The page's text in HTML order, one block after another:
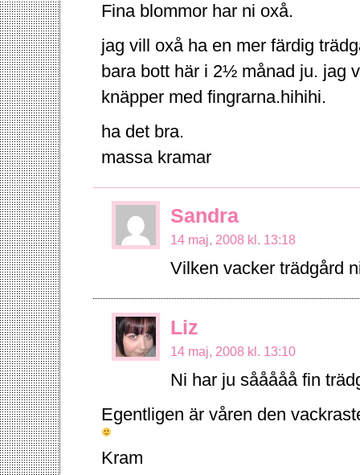
Fina blommor har ni oxå.
jag vill oxå ha en mer färdig
bara bott här i 2½ månad ju. jag
knäpper med fingrarna.hihihi.
ha det bra.
massa kramar
Sandra
14 maj, 2008 kl. 13:18
Vilken vacker trädgård
Liz
14 maj, 2008 kl. 13:10
Ni har ju sååååå fin
Egentligen är våren den
Kram